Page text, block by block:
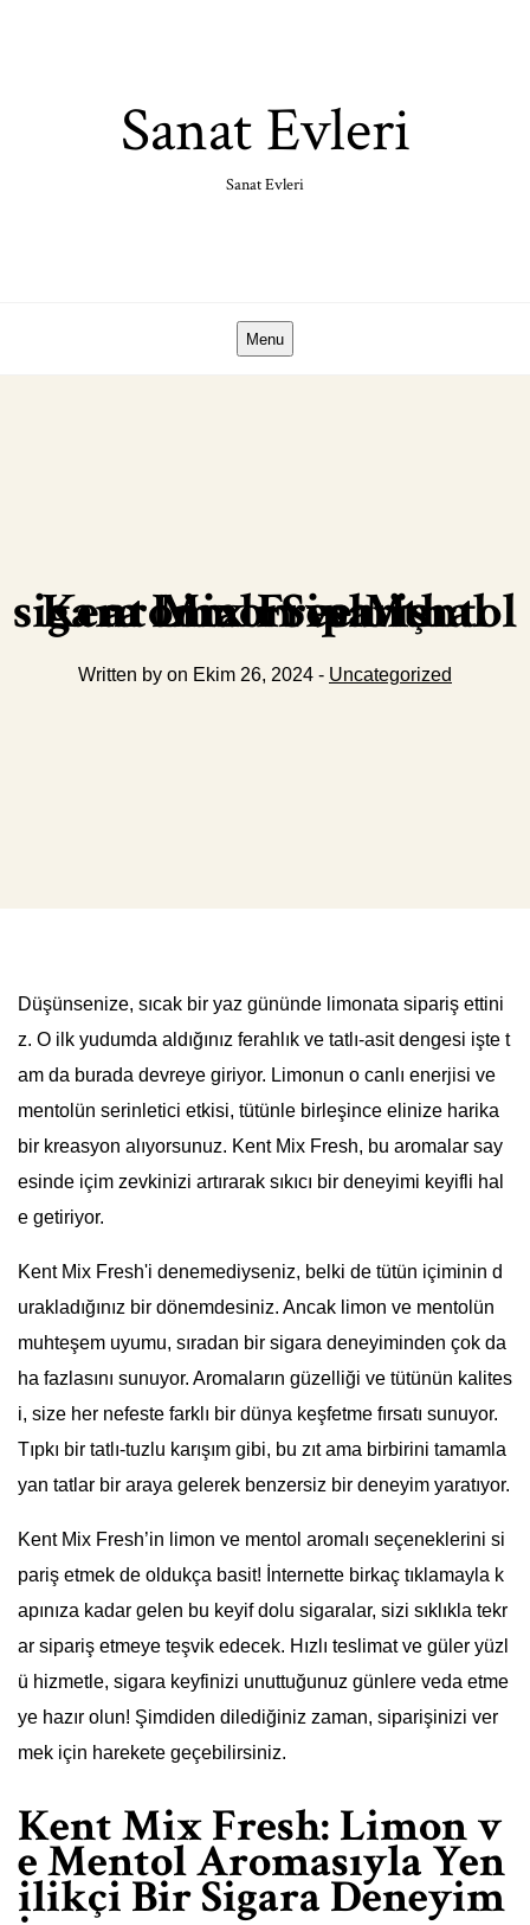
Sanat Evleri
Sanat Evleri
Menu
Kent Mix Fresh ithal sigara Limon ve Mentol aromalı Sipariş
Written by on Ekim 26, 2024 - Uncategorized
Düşünsenize, sıcak bir yaz gününde limonata sipariş ettini
z. O ilk yudumda aldığınız ferahlık ve tatlı-asit dengesi işte t
am da burada devreye giriyor. Limonun o canlı enerjisi ve
mentolün serinletici etkisi, tütünle birleşince elinize harika
bir kreasyon alıyorsunuz. Kent Mix Fresh, bu aromalar say
esinde içim zevkinizi artırarak sıkıcı bir deneyimi keyifli hal
e getiriyor.
Kent Mix Fresh'i denemediyseniz, belki de tütün içiminin d
urakladığınız bir dönemdesiniz. Ancak limon ve mentolün
muhteşem uyumu, sıradan bir sigara deneyiminden çok da
ha fazlasını sunuyor. Aromaların güzelliği ve tütünün kalites
i, size her nefeste farklı bir dünya keşfetme fırsatı sunuyor.
Tıpkı bir tatlı-tuzlu karışım gibi, bu zıt ama birbirini tamamla
yan tatlar bir araya gelerek benzersiz bir deneyim yaratıyor.
Kent Mix Fresh’in limon ve mentol aromalı seçeneklerini si
pariş etmek de oldukça basit! İnternette birkaç tıklamayla k
apınıza kadar gelen bu keyif dolu sigaralar, sizi sıklıkla tekr
ar sipariş etmeye teşvik edecek. Hızlı teslimat ve güler yüzl
ü hizmetle, sigara keyfinizi unuttuğunuz günlere veda etme
ye hazır olun! Şimdiden dilediğiniz zaman, siparişinizi ver
mek için harekete geçebilirsiniz.
Kent Mix Fresh: Limon v
e Mentol Aromasıyla Yen
ilikçi Bir Sigara Deneyim